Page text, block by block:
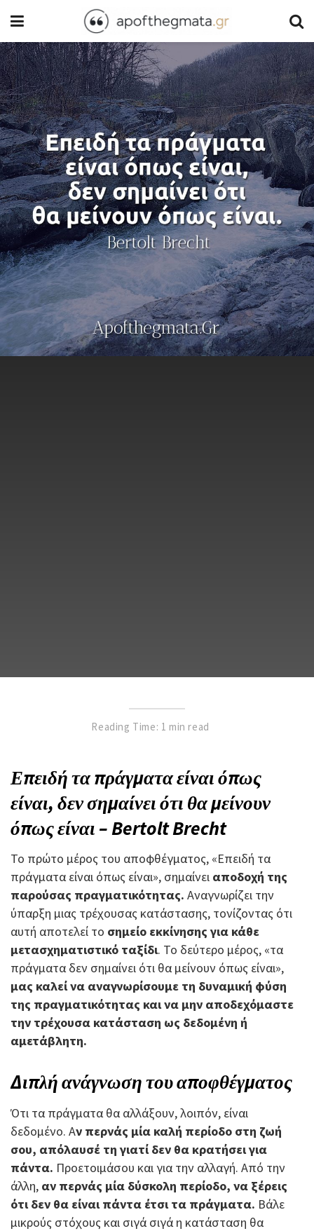
Reading Time: 1 min read
Επειδή τα πράγματα είναι όπως
είναι, δεν σημαίνει ότι θα μείνουν
όπως είναι – Bertolt Brecht
Το πρώτο μέρος του αποφθέγματος, «Επειδή τα
πράγματα είναι όπως είναι», σημαίνει αποδοχή της
παρούσας πραγματικότητας. Αναγνωρίζει την
ύπαρξη μιας τρέχουσας κατάστασης, τονίζοντας ότι
αυτή αποτελεί το σημείο εκκίνησης για κάθε
μετασχηματιστικό ταξίδι. Το δεύτερο μέρος, «τα
πράγματα δεν σημαίνει ότι θα μείνουν όπως είναι»,
μας καλεί να αναγνωρίσουμε τη δυναμική φύση
της πραγματικότητας και να μην αποδεχόμαστε
την τρέχουσα κατάσταση ως δεδομένη ή
αμετάβλητη.
Διπλή ανάγνωση του αποφθέγματος
Ότι τα πράγματα θα αλλάξουν, λοιπόν, είναι
δεδομένο. Αν περνάς μία καλή περίοδο στη ζωή
σου, απόλαυσέ τη γιατί δεν θα κρατήσει για
πάντα. Προετοιμάσου και για την αλλαγή. Από την
άλλη, αν περνάς μία δύσκολη περίοδο, να ξέρεις
ότι δεν θα είναι πάντα έτσι τα πράγματα. Βάλε
μικρούς στόχους και σιγά σιγά η κατάσταση θα